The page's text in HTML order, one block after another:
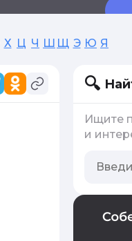
Х Ц Ч Ш Щ Э Ю Я
Ищите
и